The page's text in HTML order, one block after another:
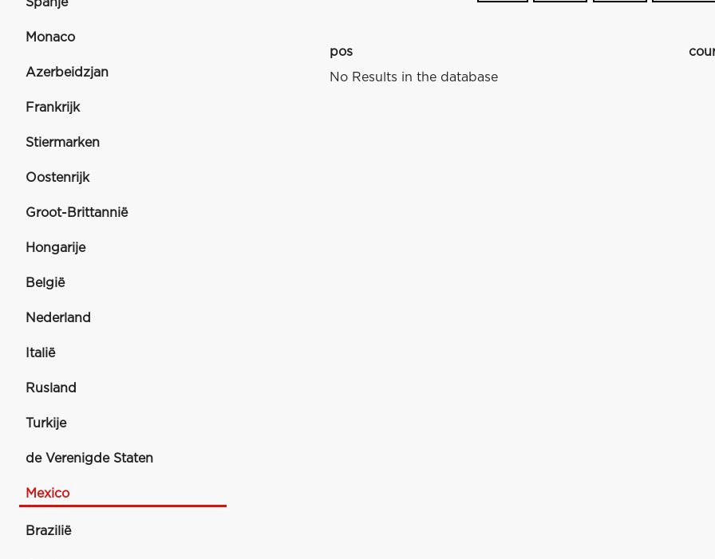
Monaco
Azerbeidzjan
Frankrijk
Stiermarken
Oostenrijk
Groot-Brittannië
Hongarije
België
Nederland
Italië
Rusland
Turkije
de Verenigde Staten
Mexico
Brazilië
pos
No Results in the database